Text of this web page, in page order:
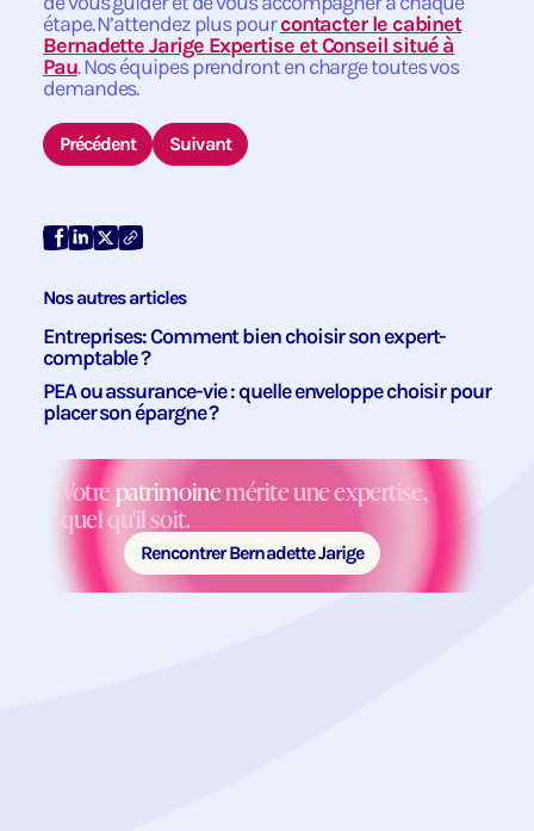
étape. N’attendez plus pourcontacter le cabinet
Bernadette Jarige Expertise et Conseil situé à
Pau. Nos équipes prendront en charge toutes vos
demandes.
Précédent Suivant
Nos autres articles
Entreprises: Comment bien choisir son expert-
comptable ?
PEA ou assurance-vie : quelle enveloppe choisir pour
placer son épargne ?
Votrepatrimoinemérite une expertise,
quel qu'il soit.
Rencontrer Bernadette Jarige